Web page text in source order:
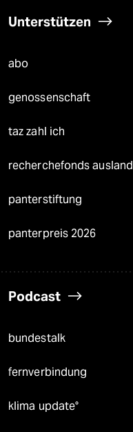
Unterstützen
abo
genossenschaft
taz zahl ich
recherchefonds ausland
panterstiftung
panterpreis 2026
Podcast
bundestalk
fernverbindung
klima update°